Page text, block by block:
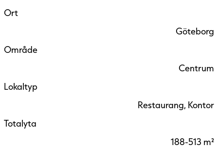
Ort
Göteborg
Område
Centrum
Lokaltyp
Restaurang, Kontor
Totalyta
188-513 m²